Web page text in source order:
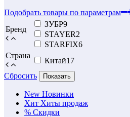
Подобрать товары по параметрам
Бренд
ЗУБР9
STAYER2
STARFIX6
Страна
Китай17
Сбросить
Показать
New Новинки
Хит Хиты продаж
% Скидки